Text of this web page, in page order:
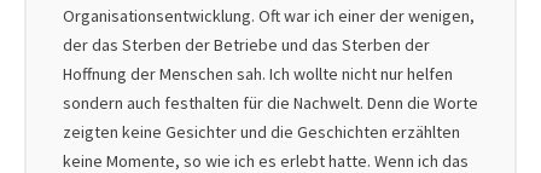
Organisationsentwicklung. Oft war ich einer der wenigen,
der das Sterben der Betriebe und das Sterben der
Hoffnung der Menschen sah. Ich wollte nicht nur helfen
sondern auch festhalten für die Nachwelt. Denn die Worte
zeigten keine Gesichter und die Geschichten erzählten
keine Momente, so wie ich es erlebt hatte. Wenn ich das